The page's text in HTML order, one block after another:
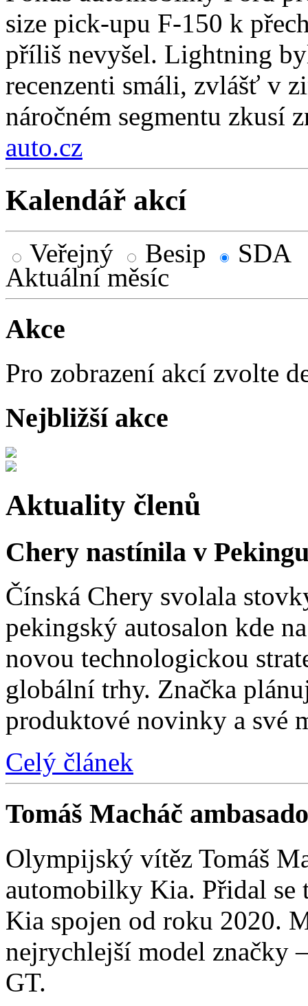
size pick-upu F-150 k
příliš nevyšel. Lightning
recenzenti smáli, zvlášť v
náročném segmentu zkusí
auto.cz
Kalendář akcí
Veřejný Besip
SDA
Aktuální měsíc
Akce
Pro zobrazení akcí zvolte
Nejbližší akce
Aktuality členů
Chery nastínila v
Čínská Chery svolala
pekingský autosalon kde
novou technologickou
globální trhy. Značka
produktové novinky a své
Celý článek
Tomáš Macháč
Olympijský vítěz Tomáš
automobilky Kia. Přidal se
Kia spojen od roku 2020.
nejrychlejší model značky
GT.